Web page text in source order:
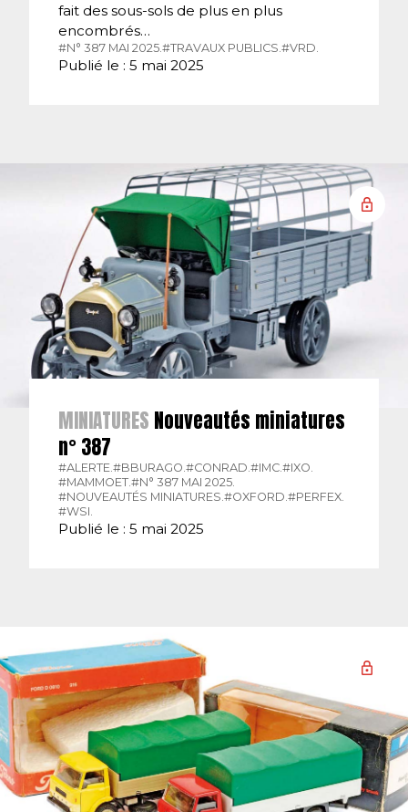
fait des sous-sols de plus en plus
encombrés…
#N° 387 MAI 2025. #TRAVAUX PUBLICS. #VRD.
Publié le : 5 mai 2025
MINIATURES Nouveautés miniatures
n° 387
#ALERTE.#BBURAGO.#CONRAD.#IMC.#IXO.
#MAMMOET.#N° 387 MAI 2025.
#NOUVEAUTÉS MINIATURES.#OXFORD.#PERFEX.
#WSI.
Publié le : 5 mai 2025